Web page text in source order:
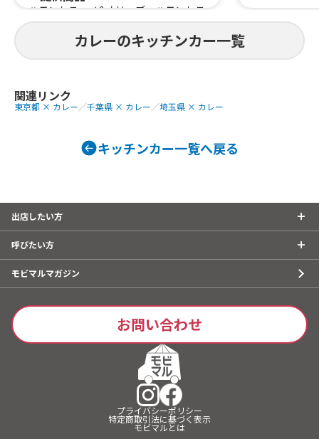
ハモンセラーノ&オリーブ、ハモンセラ
ーノのバゲットサンド、タコス、自家
製シロップソーダ、USオーガニック&
ス、サーモンとたっぷり野菜のクリー
ムシチューライス、真鱈のココナッツ
イス、チキンとポテトのマッサマンカ
レー、USオーガニックポークの自家製
ガニックオートミールクッキー、コー
ヒー、チュロス、チリコンカンのタコ
ライス、たっぷりキノコのバターチキ
ンカレー
カレーのキッチンカー一覧
関連リンク
東京都 × カレー／千葉県 × カレー／埼玉県 × カレー
キッチンカー一覧へ戻る
出店したい方
呼びたい方
モビマルマガジン
お問い合わせ
プライバシーポリシー
特定商取引法に基づく表示
モビマルとは